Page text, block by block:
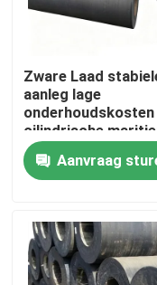
Thuis
Video's
Zware Laad
aanleg lage
onderhoudskosten
cilindrische
fenders dok
bumperAanvraag